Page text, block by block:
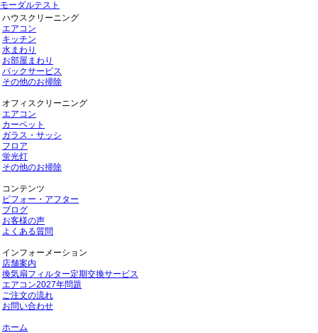
モーダルテスト
ハウスクリーニング
エアコン
キッチン
水まわり
お部屋まわり
パックサービス
その他のお掃除
オフィスクリーニング
エアコン
カーペット
ガラス・サッシ
フロア
蛍光灯
その他のお掃除
コンテンツ
ビフォー・アフター
ブログ
お客様の声
よくある質問
インフォーメーション
店舗案内
換気扇フィルター定期交換サービス
エアコン2027年問題
ご注文の流れ
お問い合わせ
ホーム